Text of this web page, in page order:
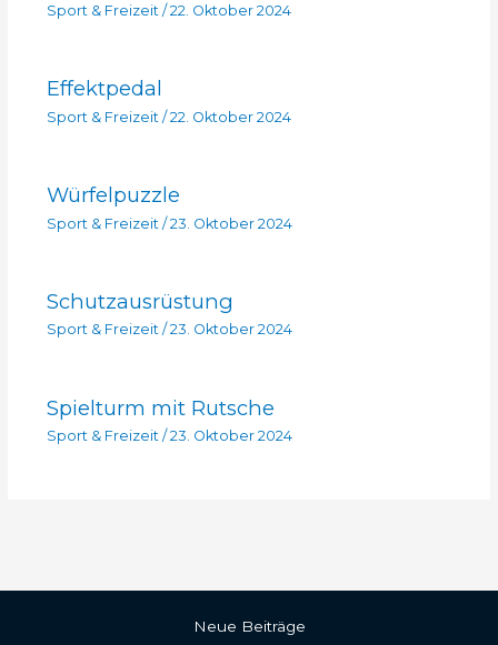
Sport & Freizeit / 22. Oktober 2024
Effektpedal
Sport & Freizeit /22. Oktober 2024
Würfelpuzzle
Sport & Freizeit /23. Oktober 2024
Schutzausrüstung
Sport & Freizeit/ 23. Oktober 2024
Spielturm mit Rutsche
Sport & Freizeit/ 23. Oktober 2024
Neue Beiträge